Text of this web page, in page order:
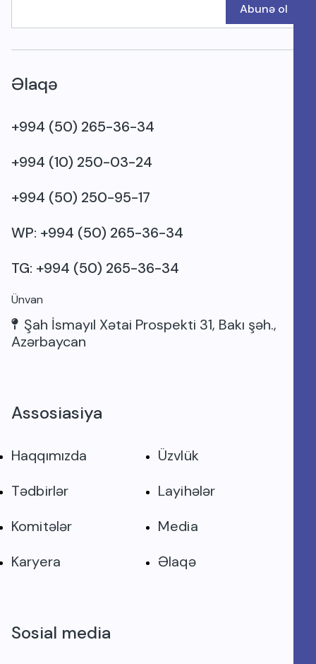
Abunə ol
Əlaqə
+994 (50) 265-36-34
+994 (10) 250-03-24
+994 (50) 250-95-17
WP: +994 (50) 265-36-34
TG: +994 (50) 265-36-34
Ünvan
Şah İsmayıl Xətai Prospekti 31, Bakı şəh.,
Azərbaycan
Assosiasiya
Haqqımızda
Üzvlük
Tədbirlər
Layihələr
Komitələr
Media
Karyera
Əlaqə
Sosial media